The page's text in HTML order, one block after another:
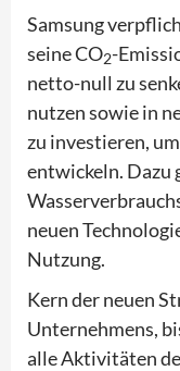
Samsung
seine CO2-
netto-null zu
nutzen sowie in
zu investieren,
entwickeln. Dazu
neuen
Nutzung.
Kern der neuen
Unternehmens,
alle Aktivitäten